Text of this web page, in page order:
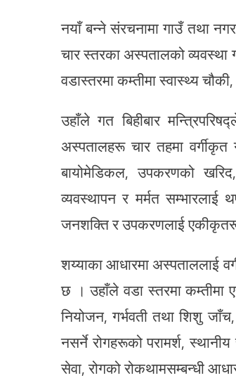
नयाँ बन्ने संरचनामा गाउँ तथा
चार स्तरका अस्पतालको व्यवस्था
वडास्तरमा कम्तीमा स्वास्थ्य
उहाँले गत बिहीबार
अस्पतालहरू चार तहमा
बायोमेडिकल, उपकरणको
व्यवस्थापन र मर्मत
जनशक्ति र उपकरणलाई
शय्याका आधारमा अस्पताललाई
छ । उहाँले वडा स्तरमा कम्तीमा
नियोजन, गर्भवती तथा शिशु
नसर्ने रोगहरूको परामर्श,
सेवा, रोगको रोकथामसम्बन्धी